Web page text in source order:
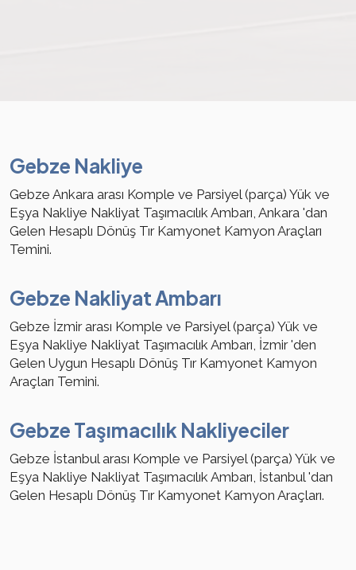
Gebze Nakliye
Gebze Ankara arası Komple ve Parsiyel (parça) Yük ve
Eşya Nakliye Nakliyat Taşımacılık Ambarı, Ankara 'dan
Gelen Hesaplı Dönüş Tır Kamyonet Kamyon Araçları
Temini.
Gebze Nakliyat Ambarı
Gebze İzmir arası Komple ve Parsiyel (parça) Yük ve
Eşya Nakliye Nakliyat Taşımacılık Ambarı, İzmir 'den
Gelen Uygun Hesaplı Dönüş Tır Kamyonet Kamyon
Araçları Temini.
Gebze Taşımacılık Nakliyeciler
Gebze İstanbul arası Komple ve Parsiyel (parça) Yük ve
Eşya Nakliye Nakliyat Taşımacılık Ambarı, İstanbul 'dan
Gelen Hesaplı Dönüş Tır Kamyonet Kamyon Araçları.